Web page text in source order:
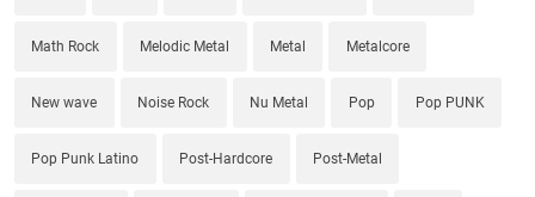
Math Rock Melodic Metal Metal Metalcore
New wave Noise Rock Nu Metal Pop Pop PUNK
Pop Punk Latino Post-Hardcore Post-Metal